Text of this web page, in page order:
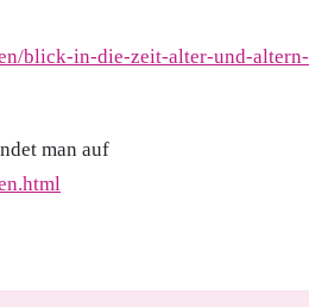
blick-in-die-zeit-alter-und-altern-
man auf